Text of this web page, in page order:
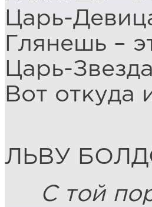
Царь-
Глянешь –
Царь-
Вот откуда
ЛЬВУ
С той